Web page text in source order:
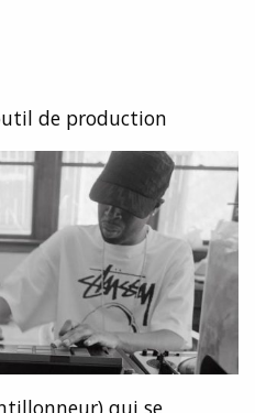
de production
qui se